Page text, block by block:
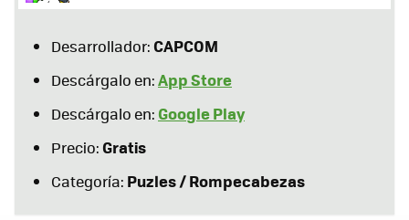
Desarrollador:CAPCOM
Descárgalo en:App Store
Descárgalo en: Google Play
Precio:Gratis
Categoría: Puzles / Rompecabezas